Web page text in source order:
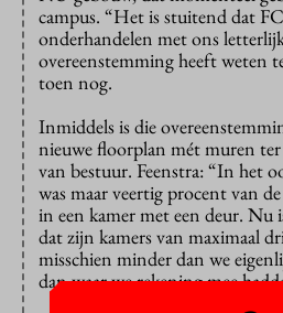
campus. “Het is stuitend dat
onderhandelen met ons
overeenstemming heeft weten
toen nog.
Inmiddels is die
nieuwe floorplan mét muren
van bestuur. Feenstra: “In het
was maar veertig procent van
in een kamer met een deur. Nu
dat zijn kamers van maximaal
misschien minder dan we
dan waar we rekening mee